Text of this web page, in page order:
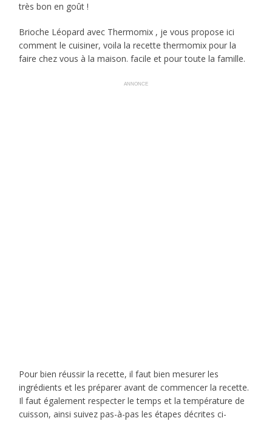
très bon en goût !
Brioche Léopard avec Thermomix , je vous propose ici
comment le cuisiner, voila la recette thermomix pour la
faire chez vous à la maison. facile et pour toute la famille.
ANNONCE
Pour bien réussir la recette, il faut bien mesurer les
ingrédients et les préparer avant de commencer la recette.
Il faut également respecter le temps et la température de
cuisson, ainsi suivez pas-à-pas les étapes décrites ci-